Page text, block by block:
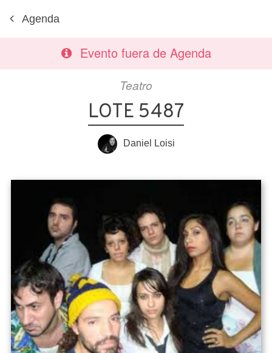
Agenda
Evento fuera de Agenda
Teatro
LOTE 5487
Daniel Loisi